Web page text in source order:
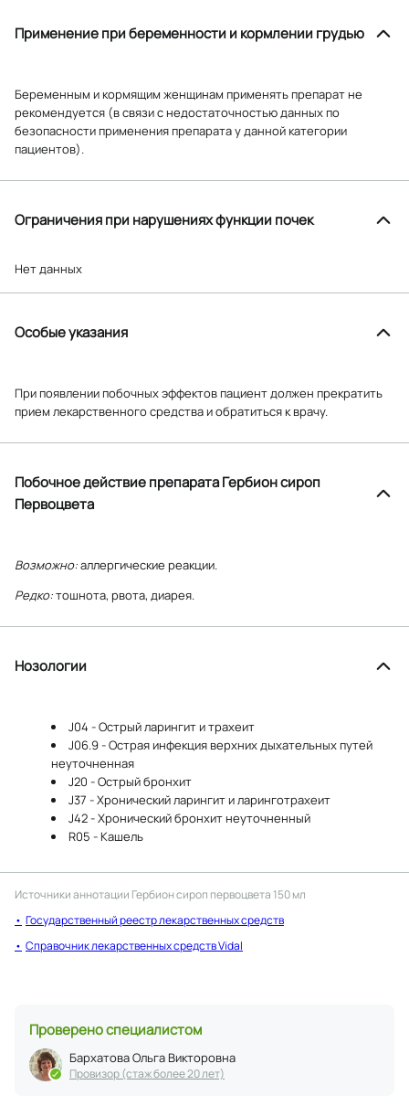
Применение при беременности и кормлении грудью
Беременным и кормящим женщинам применять препарат не
рекомендуется (в связи с недостаточностью данных по
безопасности применения препарата у данной категории
пациентов).
Ограничения при нарушениях функции почек
Нет данных
Особые указания
При появлении побочных эффектов пациент должен прекратить
прием лекарственного средства и обратиться к врачу.
Побочное действие препарата Гербион сироп
Первоцвета
Возможно:аллергические реакции.
Редко:тошнота, рвота, диарея.
Нозологии
J04 - Острый ларингит и трахеит
J06.9 - Острая инфекция верхних дыхательных путей
неуточненная
J20 - Острый бронхит
J37 - Хронический ларингит и ларинготрахеит
J42 - Хронический бронхит неуточненный
R05 - Кашель
Источники аннотации Гербион сироп первоцвета 150 мл
Государственный реестр лекарственных средств
Справочник лекарственных средств Vidal
Проверено специалистом
Бархатова Ольга Викторовна
Провизор (стаж более 20 лет)